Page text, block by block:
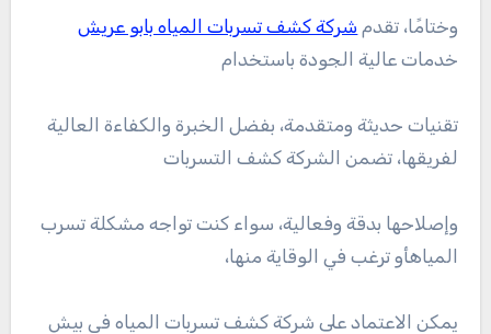
وختامًا، تقدم شركة كشف تسربات المياه بابو عريش
خدمات عالية الجودة باستخدام
تقنيات حديثة ومتقدمة، بفضل الخبرة والكفاءة العالية
لفريقها، تضمن الشركة كشف التسربات
وإصلاحها بدقة وفعالية، سواء كنت تواجه مشكلة تسرب
المياهأو ترغب في الوقاية منها،
يمكن الاعتماد على شركة كشف تسربات المياه في بيش